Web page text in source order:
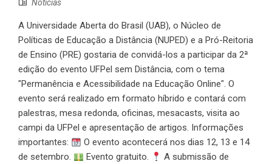
Notícias
A Universidade Aberta do Brasil (UAB), o Núcleo de
Políticas de Educação a Distância (NUPED) e a Pró-Reitoria
de Ensino (PRE) gostaria de convidá-los a participar da 2ª
edição do evento UFPel sem Distância, com o tema
"Permanência e Acessibilidade na Educação Online". O
evento será realizado em formato híbrido e contará com
palestras, mesa redonda, oficinas, mesacasts, visita ao
campi da UFPel e apresentação de artigos. Informações
importantes:
O evento acontecerá nos dias 12, 13 e 14
de setembro.
Evento gratuito.
A submissão de